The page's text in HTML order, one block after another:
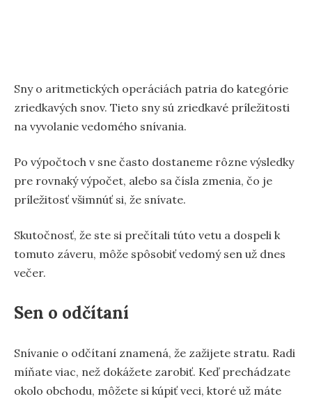
Sny o aritmetických operáciách patria do kategórie
zriedkavých snov. Tieto sny sú zriedkavé príležitosti
na vyvolanie vedomého snívania.
Po výpočtoch v sne často dostaneme rôzne výsledky
pre rovnaký výpočet, alebo sa čísla zmenia, čo je
príležitosť všimnúť si, že snívate.
Skutočnosť, že ste si prečítali túto vetu a dospeli k
tomuto záveru, môže spôsobiť vedomý sen už dnes
večer.
Sen o odčítaní
Snívanie o odčítaní znamená, že zažijete stratu. Radi
míňate viac, než dokážete zarobiť. Keď prechádzate
okolo obchodu, môžete si kúpiť veci, ktoré už máte